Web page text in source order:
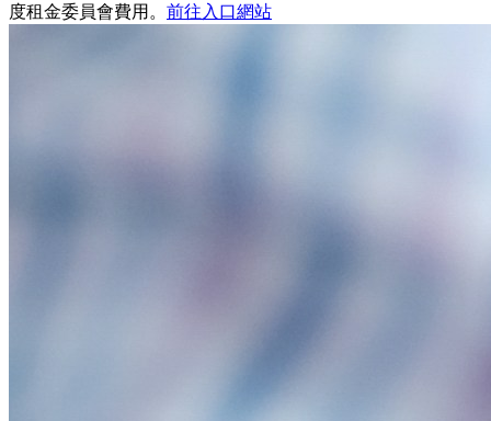
度租金委員會費用。 前往入口網站